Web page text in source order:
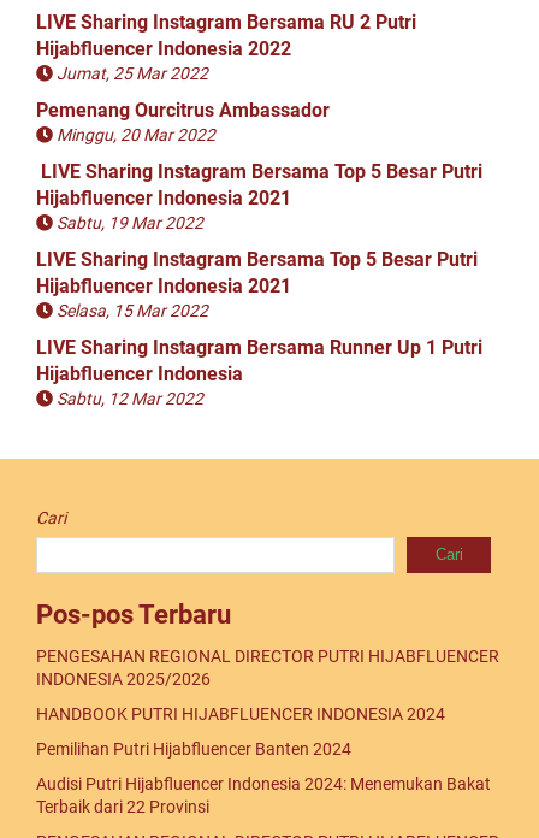
LIVE Sharing Instagram Bersama RU 2 Putri
Hijabfluencer Indonesia 2022
Jumat, 25 Mar 2022
Pemenang Ourcitrus Ambassador
Minggu, 20 Mar 2022
LIVE Sharing Instagram Bersama Top 5 Besar Putri
Hijabfluencer Indonesia 2021
Sabtu, 19 Mar 2022
LIVE Sharing Instagram Bersama Top 5 Besar Putri
Hijabfluencer Indonesia 2021
Selasa, 15 Mar 2022
LIVE Sharing Instagram Bersama Runner Up 1 Putri
Hijabfluencer Indonesia
Sabtu, 12 Mar 2022
Cari
Cari
Pos-pos Terbaru
PENGESAHAN REGIONAL DIRECTOR PUTRI HIJABFLUENCER
INDONESIA 2025/2026
HANDBOOK PUTRI HIJABFLUENCER INDONESIA 2024
Pemilihan Putri Hijabfluencer Banten 2024
Audisi Putri Hijabfluencer Indonesia 2024: Menemukan Bakat
Terbaik dari 22 Provinsi